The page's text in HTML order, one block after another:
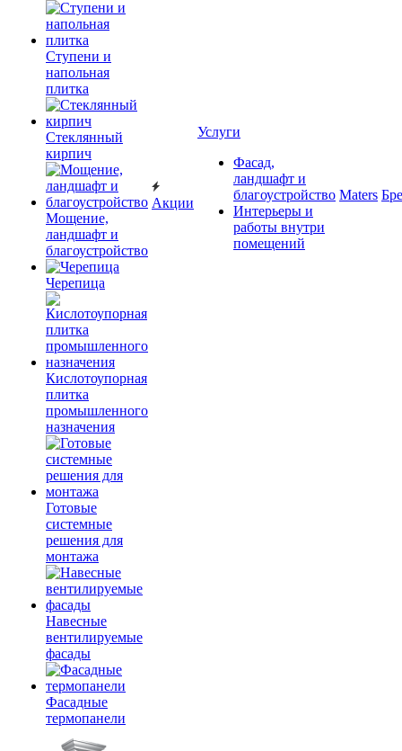
Ступени и
напольная
плитка
Cтеклянный
кирпич
Мощение,
ландшафт и
благоустройство
Черепица
Кислотоупорная
плитка
промышленного
назначения
Готовые
системные
решения для
монтажа
Навесные
вентилируемые
фасады
Фасадные
термопанели
Акции
Услуги
Фасад,
ландшафт и
благоустройство
Интерьеры и
работы внутри
помещений
Maters